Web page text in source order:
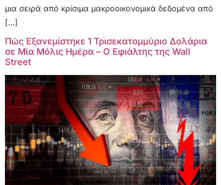
μια σειρά από κρίσιμα μακροοικονομικά δεδομένα από
[…]
Πώς Εξανεμίστηκε 1 Τρισεκατομμύριο Δολάρια
σε Μία Μόλις Ημέρα – Ο Εφιάλτης της Wall
Street